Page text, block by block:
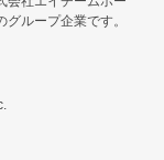
ループ企業です。